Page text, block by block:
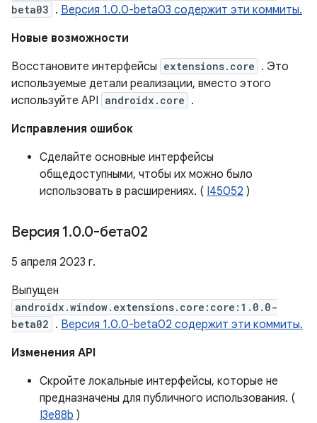
beta03 . Версия 1.0.0-beta03 содержит эти коммиты.
Новые возможности
Восстановите интерфейсы extensions.core . Это
используемые детали реализации, вместо этого
используйте API androidx.core .
Исправления ошибок
Сделайте основные интерфейсы
общедоступными, чтобы их можно было
использовать в расширениях. ( I45052 )
Версия 1.0.0-бета02
5 апреля 2023 г.
Выпущен
androidx.window.extensions.core:core:1.0.0-
beta02 . Версия 1.0.0-beta02 содержит эти коммиты.
Изменения API
Скройте локальные интерфейсы, которые не
предназначены для публичного использования. (
I3e88b )